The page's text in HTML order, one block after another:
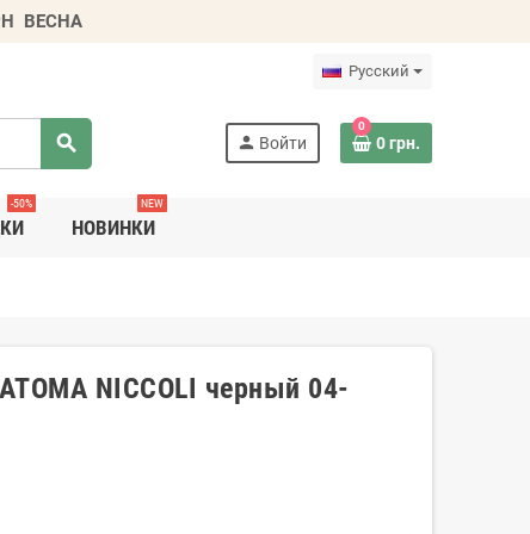
ВЕСНА
Русский
search person Войти
0
0 грн.
-50%
НОВИНКИ
NEW
NICCOLI черный 04-